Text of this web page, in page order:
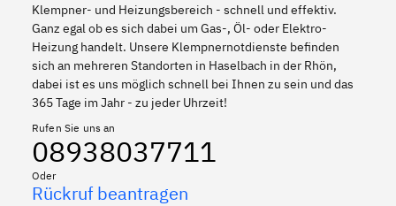
Klempner- und Heizungsbereich - schnell und effektiv.
Ganz egal ob es sich dabei um Gas-, Öl- oder Elektro-
Heizung handelt. Unsere Klempnernotdienste befinden
sich an mehreren Standorten in Haselbach in der Rhön,
dabei ist es uns möglich schnell bei Ihnen zu sein und das
365 Tage im Jahr - zu jeder Uhrzeit!
Rufen Sie uns an
08938037711
Oder
Rückruf beantragen